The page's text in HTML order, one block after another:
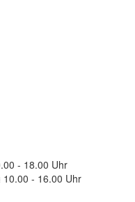
- 18.00 Uhr
10.00 - 16.00 Uhr